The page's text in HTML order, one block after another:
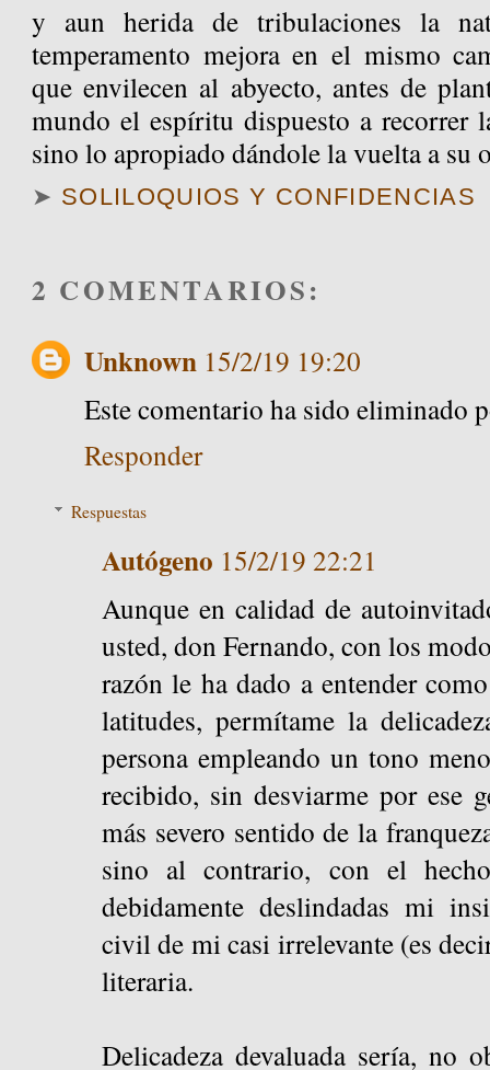
y aun herida de tribulaciones la
temperamento mejora en el mismo
que envilecen al abyecto, antes de
mundo el espíritu dispuesto a recorrer
sino lo apropiado dándole la vuelta a su
➤ SOLILOQUIOS Y CONFIDENCIAS
2 COMENTARIOS:
Unknown 15/2/19 19:20
Este comentario ha sido eliminado
Responder
Respuestas
Autógeno 15/2/19 22:21
Aunque en calidad de
usted, don Fernando, con los
razón le ha dado a entender
latitudes, permítame la
persona empleando un tono
recibido, sin desviarme por ese
más severo sentido de la
sino al contrario, con el
debidamente deslindadas mi
civil de mi casi irrelevante (es
literaria.
Delicadeza devaluada sería, no